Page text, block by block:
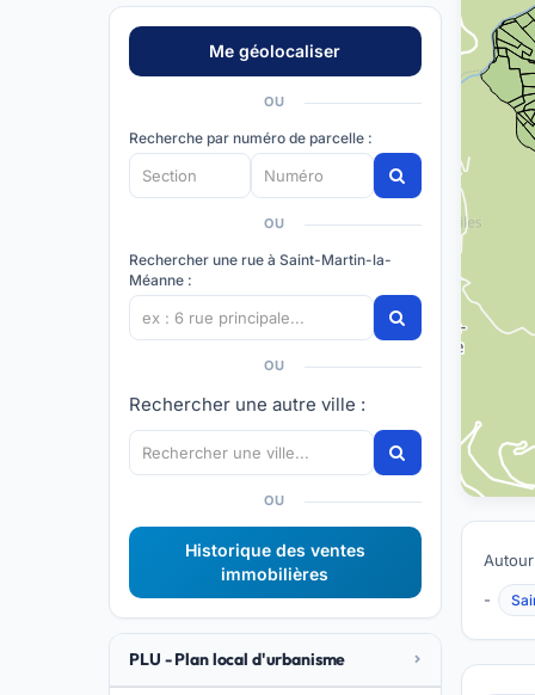
OU
Recherche par numéro de parcelle :
OU
Rechercher une rue à Saint-Martin-la-
Méanne :
OU
Rechercher une autre ville :
OU
Historique des ventes
immobilières
PLU - Plan local d'urbanisme
-